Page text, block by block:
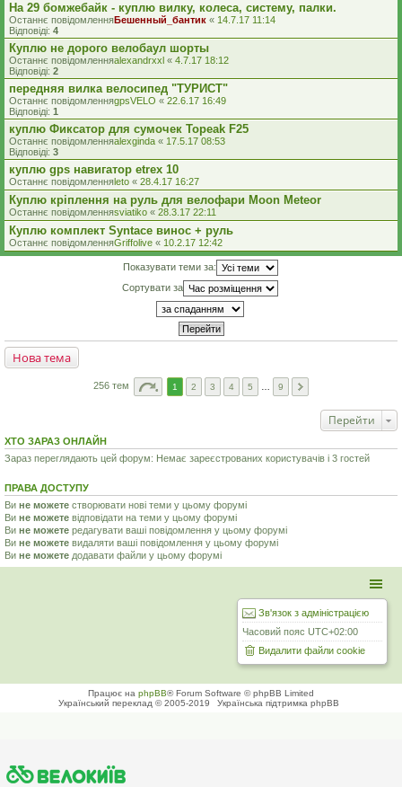
На 29 бомжебайк - куплю вилку, колеса, систему, палки.
Останнє повідомленняБешенный_бантик « 14.7.17 11:14
Відповіді: 4
Куплю не дорого велобаул шорты
Останнє повідомленняalexandrxxl « 4.7.17 18:12
Відповіді: 2
передняя вилка велосипед "ТУРИСТ"
Останнє повідомленняgpsVELO « 22.6.17 16:49
Відповіді: 1
куплю Фиксатор для сумочек Topeak F25
Останнє повідомленняalexginda « 17.5.17 08:53
Відповіді: 3
куплю gps навигатор etrex 10
Останнє повідомленняleto « 28.4.17 16:27
Куплю кріплення на руль для велофари Moon Meteor
Останнє повідомленняsviatiko « 28.3.17 22:11
Куплю комплект Syntace винос + руль
Останнє повідомленняGriffolive « 10.2.17 12:42
Показувати теми за:
Сортувати за
Нова тема
256 тем 1 2 3 4 5 9
Перейти
ХТО ЗАРАЗ ОНЛАЙН
Зараз переглядають цей форум: Немає зареєстрованих користувачів і 3 гостей
ПРАВА ДОСТУПУ
Ви не можете створювати нові теми у цьому форумі
Ви не можете відповідати на теми у цьому форумі
Ви не можете редагувати ваші повідомлення у цьому форумі
Ви не можете видаляти ваші повідомлення у цьому форумі
Ви не можете додавати файли у цьому форумі
Зв'язок з адміністрацією
Часовий пояс UTC+02:00
Видалити файли cookie
Працює на phpBB® Forum Software © phpBB Limited
Український переклад © 2005-2019
Українська підтримка phpBB